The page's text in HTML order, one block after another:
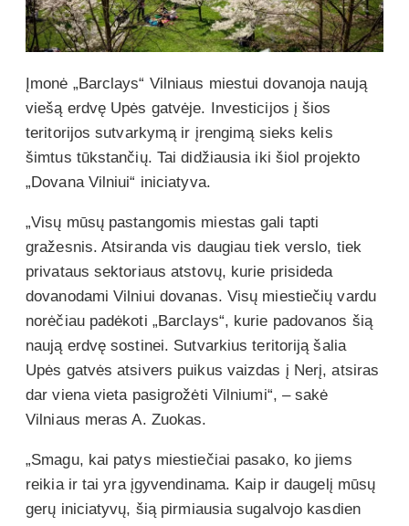
Įmonė „Barclays“ Vilniaus miestui dovanoja naują
viešą erdvę Upės gatvėje. Investicijos į šios
teritorijos sutvarkymą ir įrengimą sieks kelis
šimtus tūkstančių. Tai didžiausia iki šiol projekto
„Dovana Vilniui“ iniciatyva.
„Visų mūsų pastangomis miestas gali tapti
gražesnis. Atsiranda vis daugiau tiek verslo, tiek
privataus sektoriaus atstovų, kurie prisideda
dovanodami Vilniui dovanas. Visų miestiečių vardu
norėčiau padėkoti „Barclays“, kurie padovanos šią
naują erdvę sostinei. Sutvarkius teritoriją šalia
Upės gatvės atsivers puikus vaizdas į Nerį, atsiras
dar viena vieta pasigrožėti Vilniumi“, – sakė
Vilniaus meras A. Zuokas.
„Smagu, kai patys miestiečiai pasako, ko jiems
reikia ir tai yra įgyvendinama. Kaip ir daugelį mūsų
gerų iniciatyvų, šią pirmiausia sugalvojo kasdien